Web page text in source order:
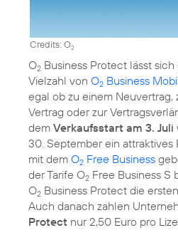
Credits: O2
O2 Business Protect lässt
Vielzahl von O2 Business
egal ob zu einem
Vertrag oder zur
dem Verkaufsstart am 3. Juli
30. September ein attraktives
mit dem O2 Free Business
der Tarife O2 Free Business S
O2 Business Protect die
Auch danach zahlen
Protect nur 2,50 Euro pro